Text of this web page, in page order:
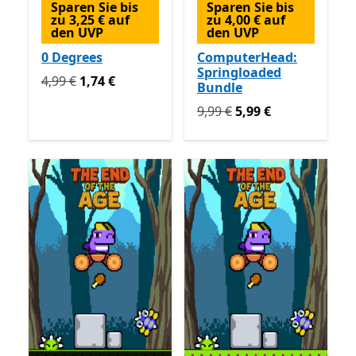
Sparen Sie bis
zu 3,25 € auf
den UVP
0 Degrees
Ursprünglich 4,99 € jetzt 1,74 €
4,99 € 1,74 €
Sparen Sie bis
zu 4,00 € auf
den UVP
ComputerHead:
Springloaded
Bundle
Ursprünglich 9,99 € jetzt
9,99 €5,99 €